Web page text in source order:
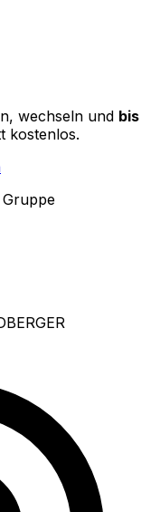
wechseln und bis
kostenlos.
Gruppe